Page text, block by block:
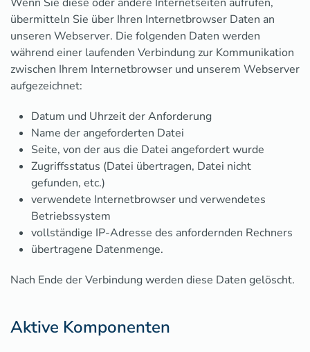
übermitteln Sie über Ihren Internetbrowser Daten an
unseren Webserver. Die folgenden Daten werden
während einer laufenden Verbindung zur Kommunikation
zwischen Ihrem Internetbrowser und unserem Webserver
aufgezeichnet:
Datum und Uhrzeit der Anforderung
Name der angeforderten Datei
Seite, von der aus die Datei angefordert wurde
Zugriffsstatus (Datei übertragen, Datei nicht
gefunden, etc.)
verwendete Internetbrowser und verwendetes
Betriebssystem
vollständige IP-Adresse des anfordernden Rechners
übertragene Datenmenge.
Nach Ende der Verbindung werden diese Daten gelöscht.
Aktive Komponenten